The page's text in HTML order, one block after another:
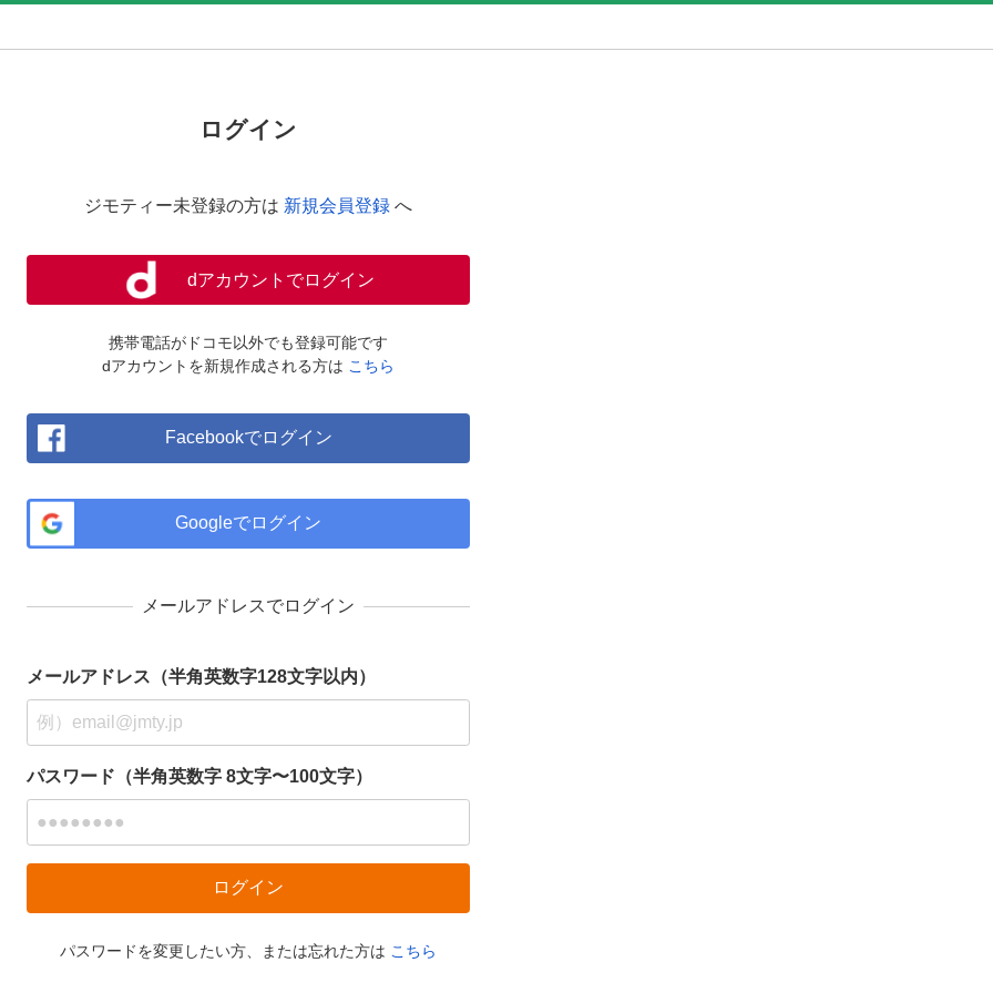
ログイン
ジモティー未登録の方は 新規会員登録 へ
dアカウントでログイン
携帯電話がドコモ以外でも登録可能です
dアカウントを新規作成される方は こちら
Facebookでログイン
Googleでログイン
メールアドレスでログイン
メールアドレス（半角英数字128文字以内）
パスワード（半角英数字 8文字〜100文字）
パスワードを変更したい方、または忘れた方は こちら